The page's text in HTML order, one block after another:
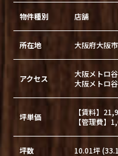
物件種別 店舗
所在地 大阪府大阪
アクセス
大阪メトロ
大阪メトロ
坪単価
【賃料】
【管理費】
坪数 10.01坪